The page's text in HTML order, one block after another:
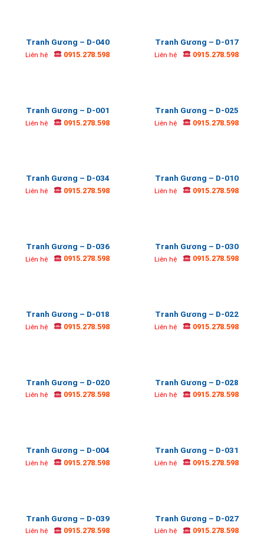
Tranh Gương – D-040
Liên hệ 0915.278.598
Tranh Gương – D-017
Liên hệ 0915.278.598
Tranh Gương – D-001
Liên hệ 0915.278.598
Tranh Gương – D-025
Liên hệ 0915.278.598
Tranh Gương – D-034
Liên hệ 0915.278.598
Tranh Gương – D-010
Liên hệ 0915.278.598
Tranh Gương – D-036
Liên hệ 0915.278.598
Tranh Gương – D-030
Liên hệ 0915.278.598
Tranh Gương – D-018
Liên hệ 0915.278.598
Tranh Gương – D-022
Liên hệ 0915.278.598
Tranh Gương – D-020
Liên hệ 0915.278.598
Tranh Gương – D-028
Liên hệ 0915.278.598
Tranh Gương – D-004
Liên hệ 0915.278.598
Tranh Gương – D-031
Liên hệ 0915.278.598
Tranh Gương – D-039
Liên hệ 0915.278.598
Tranh Gương – D-027
Liên hệ 0915.278.598